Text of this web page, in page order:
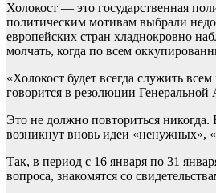
Холокост — это государственная
политическим мотивам выбрали
европейских стран хладнокровно
молчать, когда по всем
«Холокост будет всегда служить
говорится в резолюции
Это не должно повториться
возникнут вновь идеи «ненужных»,
Так, в период с 16 января по 31
вопроса, знакомятся со